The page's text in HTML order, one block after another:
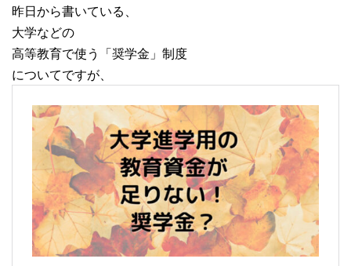
昨日から書いている、
大学などの
高等教育で使う「奨学金」制度
についてですが、